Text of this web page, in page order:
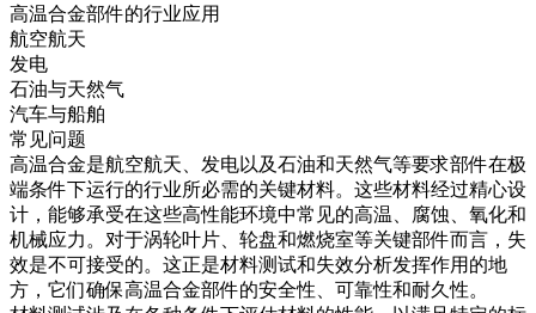
高温合金部件的行业应用
航空航天
发电
石油与天然气
汽车与船舶
常见问题
高温合金是航空航天、发电以及石油和天然气等要求部件在极
端条件下运行的行业所必需的关键材料。这些材料经过精心设
计，能够承受在这些高性能环境中常见的高温、腐蚀、氧化和
机械应力。对于涡轮叶片、轮盘和燃烧室等关键部件而言，失
效是不可接受的。这正是材料测试和失效分析发挥作用的地
方，它们确保高温合金部件的安全性、可靠性和耐久性。